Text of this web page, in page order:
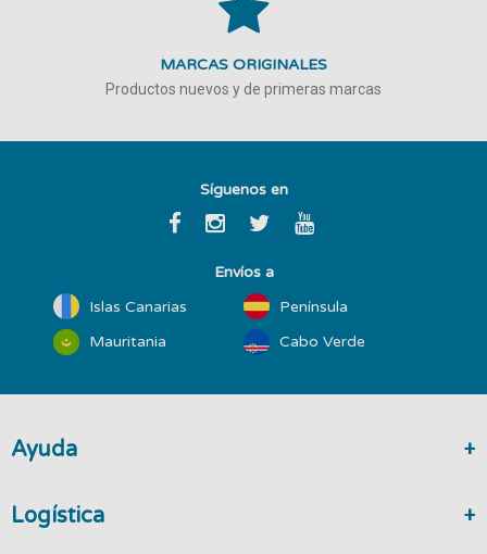
MARCAS ORIGINALES
Productos nuevos y de primeras marcas
Síguenos en
Envíos a
Islas Canarias
Península
Mauritania
Cabo Verde
Ayuda
Logística